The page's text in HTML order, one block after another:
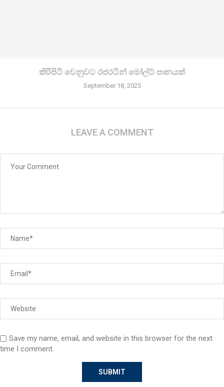
කිරි­පිටි වෙනු­වට රජ­ර­ටින් මෝල්ට් පානයක්
September 18, 2025
LEAVE A COMMENT
Save my name, email, and website in this browser for the next
time I comment.